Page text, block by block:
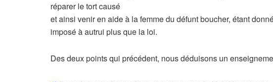
réparer le tort causé
et ainsi venir en aide à la femme du défunt boucher, étant
imposé à autrui plus que la loi.
Des deux points qui précédent, nous déduisons un